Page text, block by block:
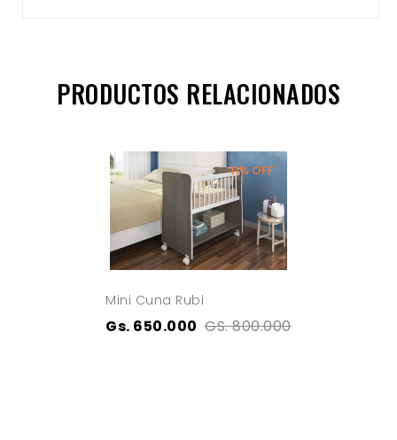
PRODUCTOS RELACIONADOS
11% OFF
Mini Cuna Rubi
Gs. 650.000 GS. 800.000